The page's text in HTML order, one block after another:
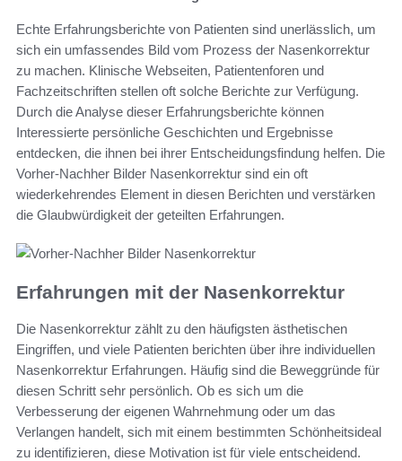
Echte Erfahrungsberichte von Patienten sind unerlässlich, um
sich ein umfassendes Bild vom Prozess der Nasenkorrektur
zu machen. Klinische Webseiten, Patientenforen und
Fachzeitschriften stellen oft solche Berichte zur Verfügung.
Durch die Analyse dieser Erfahrungsberichte können
Interessierte persönliche Geschichten und Ergebnisse
entdecken, die ihnen bei ihrer Entscheidungsfindung helfen. Die
Vorher-Nachher Bilder Nasenkorrektur sind ein oft
wiederkehrendes Element in diesen Berichten und verstärken
die Glaubwürdigkeit der geteilten Erfahrungen.
Erfahrungen mit der Nasenkorrektur
Die Nasenkorrektur zählt zu den häufigsten ästhetischen
Eingriffen, und viele Patienten berichten über ihre individuellen
Nasenkorrektur Erfahrungen. Häufig sind die Beweggründe für
diesen Schritt sehr persönlich. Ob es sich um die
Verbesserung der eigenen Wahrnehmung oder um das
Verlangen handelt, sich mit einem bestimmten Schönheitsideal
zu identifizieren, diese Motivation ist für viele entscheidend.